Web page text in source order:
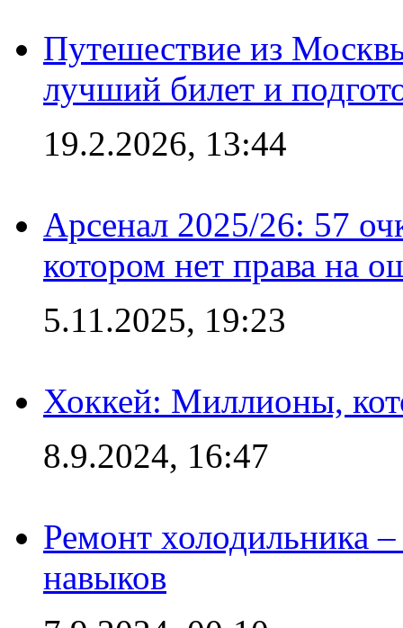
Путешествие из
лучший билет и
19.2.2026, 13:44
Арсенал 2025/26: 57
котором нет права на
5.11.2025, 19:23
Хоккей: Миллионы,
8.9.2024, 16:47
Ремонт холодильника
навыков